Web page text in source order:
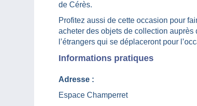
de Cérès.
Profitez aussi de cette occasion pour
acheter des objets de collection
l’étrangers qui se déplaceront pour
Informations pratiques
Adresse :
Espace Champerret